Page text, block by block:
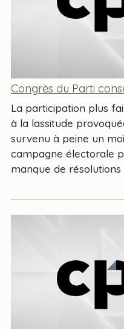
Congrès du Parti
La participation plus
à la lassitude
survenu à peine un
campagne électorale
manque de résolutions